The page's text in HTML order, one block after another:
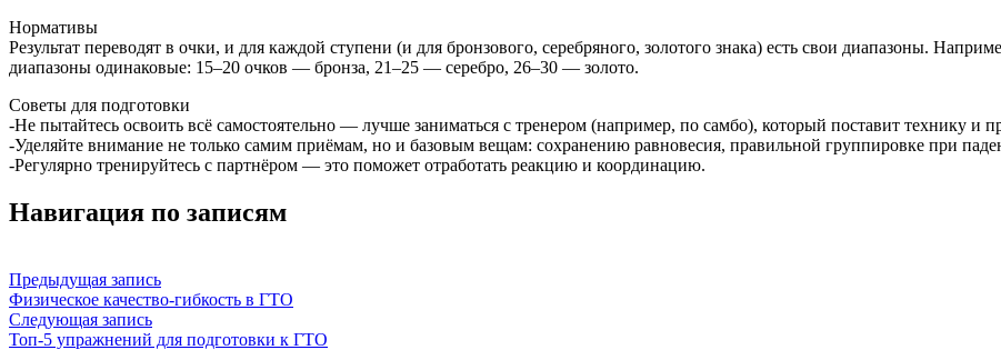
Нормативы
Результат переводят в очки, и для каждой ступени (и для бронзового, серебряного, золотого знака) есть свои диапазоны.
диапазоны одинаковые: 15–20 очков — бронза, 21–25 — серебро, 26–30 — золото.
Советы для подготовки
-Не пытайтесь освоить всё самостоятельно — лучше заниматься с тренером (например, по самбо), который поставит технику и
-Уделяйте внимание не только самим приёмам, но и базовым вещам: сохранению равновесия, правильной группировке при
-Регулярно тренируйтесь с партнёром — это поможет отработать реакцию и координацию.
Навигация по записям
Предыдущая запись
Физическое качество-гибкость в ГТО
Следующая запись
Топ‑5 упражнений для подготовки к ГТО